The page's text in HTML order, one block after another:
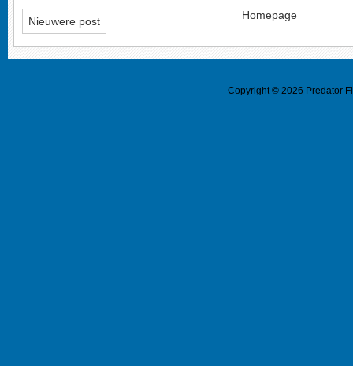
Nieuwere post Homepage
Copyright © 2026 Predator